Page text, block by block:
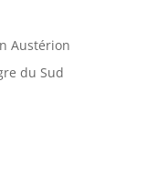
Austérion
du Sud